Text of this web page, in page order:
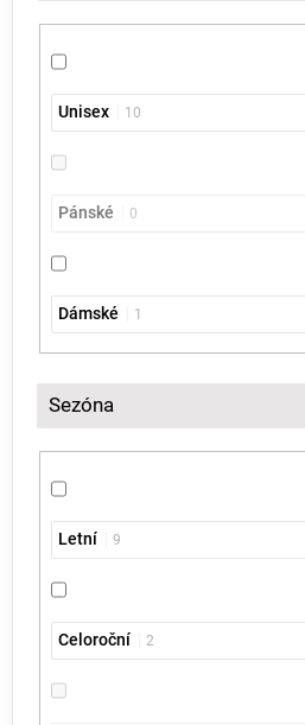
Unisex 10
Pánské 0
Dámské 1
Sezóna
Letní 9
Celoroční 2